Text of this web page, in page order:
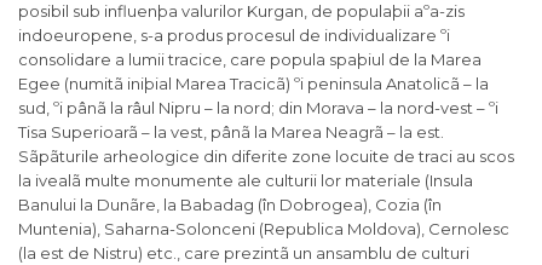
posibil sub influenþa valurilor Kurgan, de populaþii aºa-zis
indoeuropene, s-a produs procesul de individualizare ºi
consolidare a lumii tracice, care popula spaþiul de la Marea
Egee (numitã iniþial Marea Tracicã) ºi peninsula Anatolicã – la
sud, ºi pânã la râul Nipru – la nord; din Morava – la nord-vest – ºi
Tisa Superioarã – la vest, pânã la Marea Neagrã – la est.
Sãpãturile arheologice din diferite zone locuite de traci au scos
la ivealã multe monumente ale culturii lor materiale (Insula
Banului la Dunãre, la Babadag (în Dobrogea), Cozia (în
Muntenia), Saharna-Solonceni (Republica Moldova), Cernolesc
(la est de Nistru) etc., care prezintã un ansamblu de culturi